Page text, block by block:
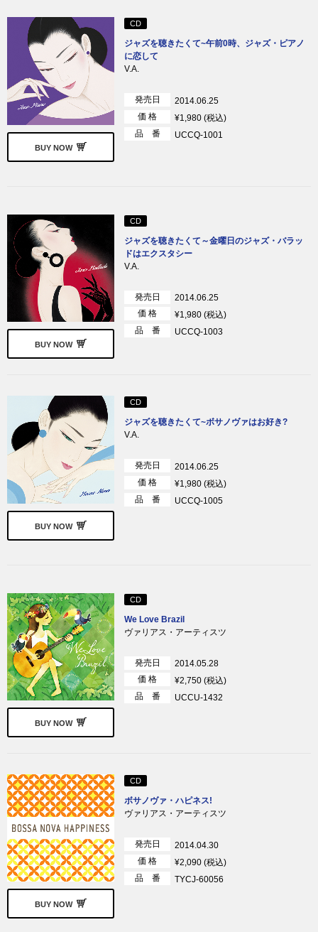
BUY NOW
CD
ジャズを聴きたくて~午前0時、ジャズ・ピアノ
に恋して
V.A.
発売日
2014.06.25
価 格
¥1,980 (税込)
品 番
UCCQ-1001
BUY NOW
CD
ジャズを聴きたくて～金曜日のジャズ・バラッ
ドはエクスタシー
V.A.
発売日
2014.06.25
価 格
¥1,980 (税込)
品 番
UCCQ-1003
BUY NOW
CD
ジャズを聴きたくて~ボサノヴァはお好き?
V.A.
発売日
2014.06.25
価 格
¥1,980 (税込)
品 番
UCCQ-1005
BUY NOW
CD
We Love Brazil
ヴァリアス・アーティスツ
発売日
2014.05.28
価 格
¥2,750 (税込)
品 番
UCCU-1432
BUY NOW
CD
ボサノヴァ・ハピネス!
ヴァリアス・アーティスツ
発売日
2014.04.30
価 格
¥2,090 (税込)
品 番
TYCJ-60056